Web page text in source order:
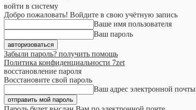
войти в систему
Добро пожаловать! Войдите в свою учётную запись
Ваше имя пользователя
Ваш пароль
Забыли пароль? получить помощь
Политика конфиденциальности 7zet
восстановление пароля
Восстановите свой пароль
Ваш адрес электронной почты